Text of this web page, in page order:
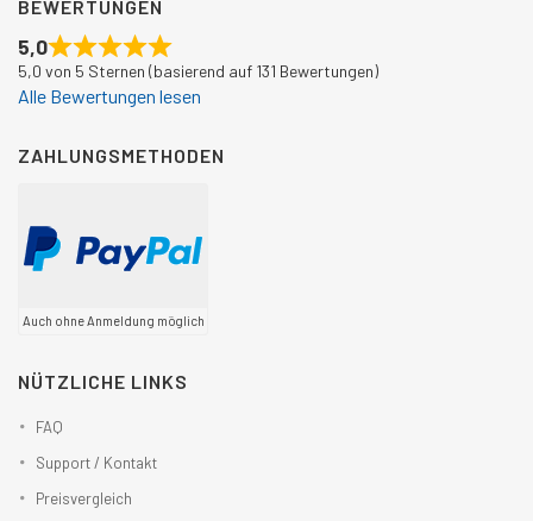
BEWERTUNGEN
5,0
5,0 von 5 Sternen (basierend auf 131 Bewertungen)
Alle Bewertungen lesen
ZAHLUNGSMETHODEN
Auch ohne Anmeldung möglich
NÜTZLICHE LINKS
FAQ
Support / Kontakt
Preisvergleich